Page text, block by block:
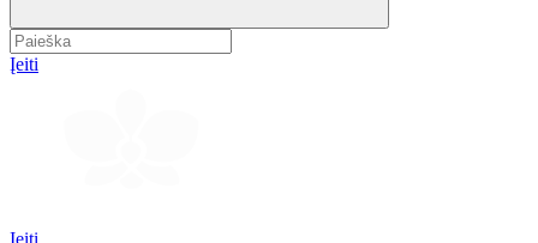
Įeiti
Įeiti